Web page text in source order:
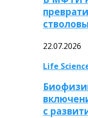
22.07.2026
Life
с